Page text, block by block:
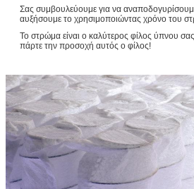
Σας συμβουλεύουμε για να
αυξήσουμε το χρησιμοποιώντας χρόνο του
Το στρώμα είναι ο καλύτερος φίλος ύπνου
πάρτε την προσοχή αυτός ο φίλος!